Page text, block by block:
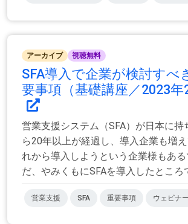
アーカイブ 視聴無料
SFA導入で企業が検討すべ
要事項（基礎講座／2023年
営業支援システム（SFA）が日本に持
ら20年以上が経過し、導入企業も増
れから導入しようという企業様もあ
だ、やみくもにSFAを導入したところ
営業支援 SFA 重要事項 ウェビナー